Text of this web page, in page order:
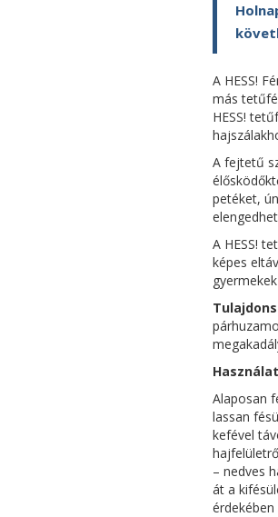
A HESS!
más
HESS!
A fejtetű
petéket,
A HESS!
képes
Alaposan
lassan
kefével
– nedves
át a